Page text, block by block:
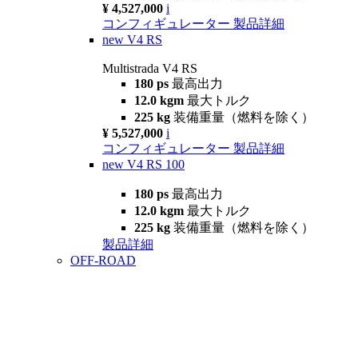
¥ 4,527,000 i
コンフィギュレーター 製品詳細
new V4 RS
Multistrada V4 RS
180 ps 最高出力
12.0 kgm 最大トルク
225 kg 装備重量（燃料を除く）
¥ 5,527,000 i
コンフィギュレーター 製品詳細
new V4 RS 100
180 ps 最高出力
12.0 kgm 最大トルク
225 kg 装備重量（燃料を除く）
製品詳細
OFF-ROAD